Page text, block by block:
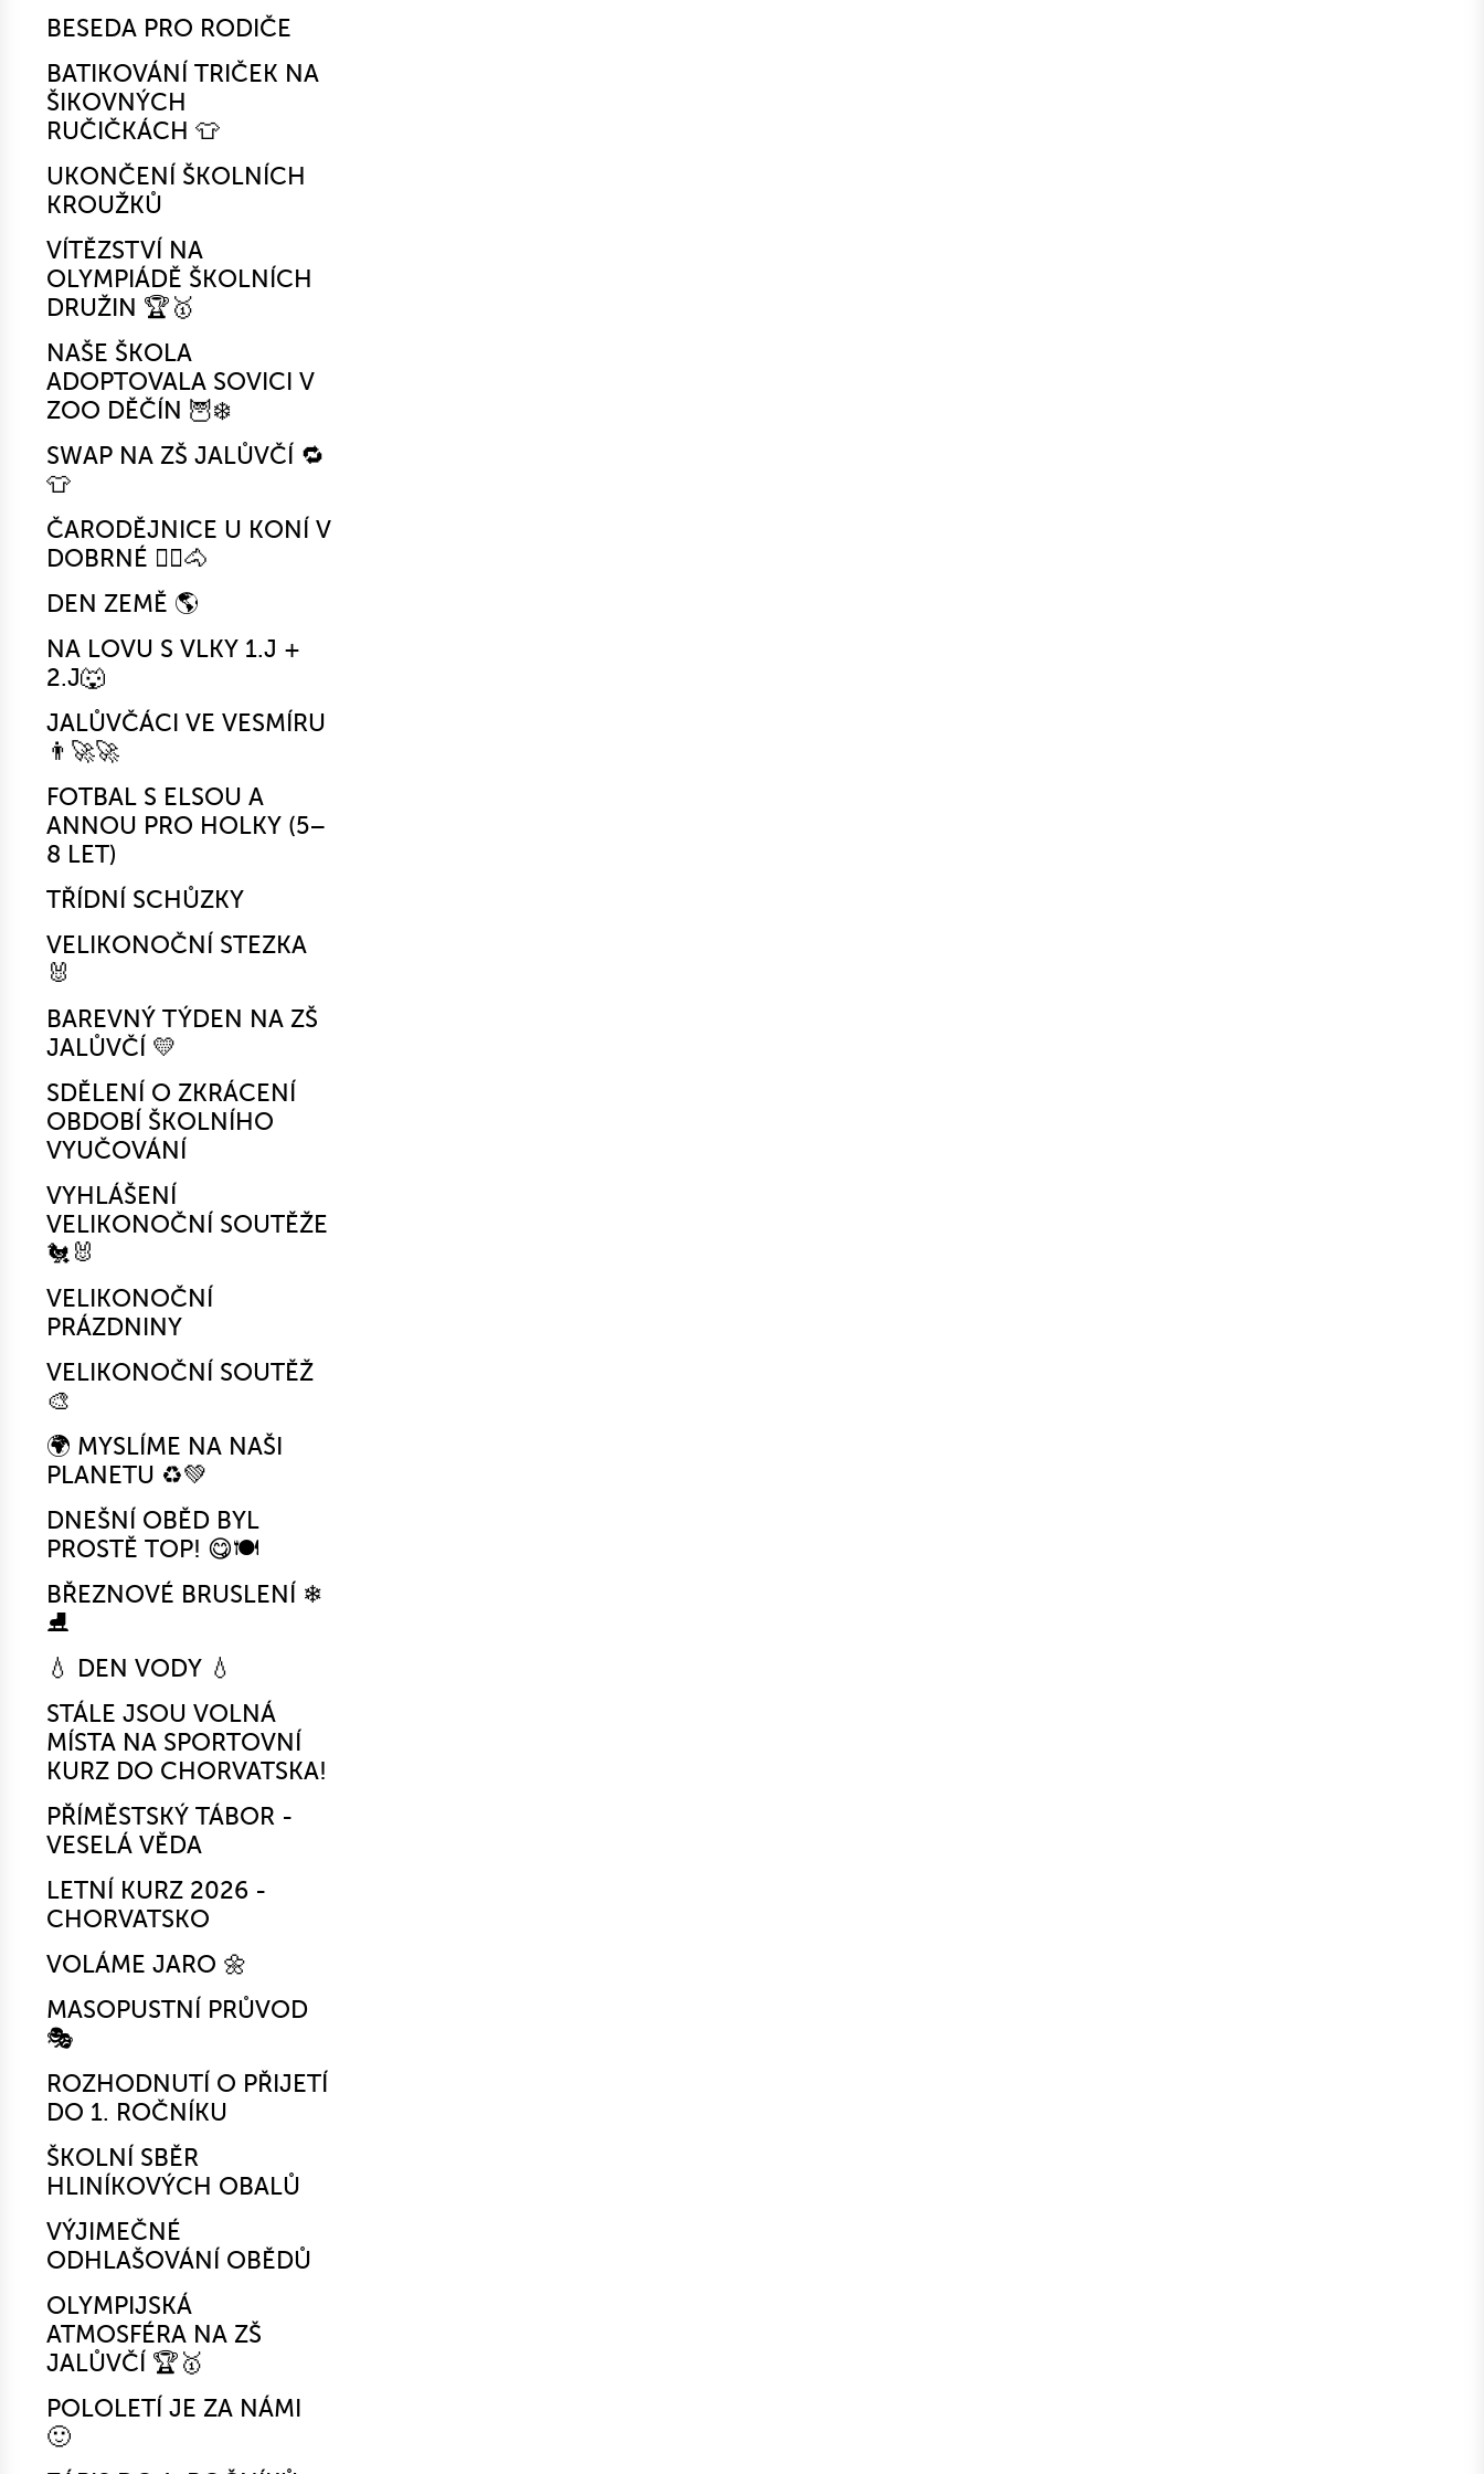
BESEDA PRO RODIČE
BATIKOVÁNÍ TRIČEK NA
ŠIKOVNÝCH
RUČIČKÁCH 👕
UKONČENÍ ŠKOLNÍCH
KROUŽKŮ
VÍTĚZSTVÍ NA
OLYMPIÁDĚ ŠKOLNÍCH
DRUŽIN 🏆🥇
NAŠE ŠKOLA
ADOPTOVALA SOVICI V
ZOO DĚČÍN 🦉❄️
SWAP NA ZŠ JALŮVČÍ 🔁
👕
ČARODĚJNICE U KONÍ V
DOBRNÉ 🧙‍♀️🐴
DEN ZEMĚ 🌎
NA LOVU S VLKY 1.J +
2.J🐺
JALŮVČÁCI VE VESMÍRU
👨‍🚀🚀
FOTBAL S ELSOU A
ANNOU PRO HOLKY (5–
8 LET)
TŘÍDNÍ SCHŮZKY
VELIKONOČNÍ STEZKA
🐰
BAREVNÝ TÝDEN NA ZŠ
JALŮVČÍ 💛
SDĚLENÍ O ZKRÁCENÍ
OBDOBÍ ŠKOLNÍHO
VYUČOVÁNÍ
VYHLÁŠENÍ
VELIKONOČNÍ SOUTĚŽE
🐔🐰
VELIKONOČNÍ
PRÁZDNINY
VELIKONOČNÍ SOUTĚŽ
🎨
🌍 MYSLÍME NA NAŠI
PLANETU ♻️💚
DNEŠNÍ OBĚD BYL
PROSTĚ TOP! 😋🍽️
BŘEZNOVÉ BRUSLENÍ ❄
⛸
💧 DEN VODY 💧
STÁLE JSOU VOLNÁ
MÍSTA NA SPORTOVNÍ
KURZ DO CHORVATSKA!
PŘÍMĚSTSKÝ TÁBOR -
VESELÁ VĚDA
LETNÍ KURZ 2026 -
CHORVATSKO
VOLÁME JARO 🌼
MASOPUSTNÍ PRŮVOD
🎭
ROZHODNUTÍ O PŘIJETÍ
DO 1. ROČNÍKU
ŠKOLNÍ SBĚR
HLINÍKOVÝCH OBALŮ
VÝJIMEČNÉ
ODHLAŠOVÁNÍ OBĚDŮ
OLYMPIJSKÁ
ATMOSFÉRA NA ZŠ
JALŮVČÍ 🏆🥇
POLOLETÍ JE ZA NÁMI
🙂